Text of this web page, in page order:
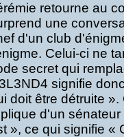
retourne au
une
d'un club
Celui-ci ne
secret qui
signifie
doit être détruite
d'un
», ce qui signifie «